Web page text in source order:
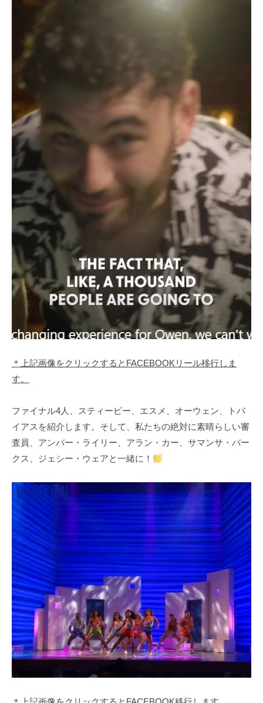
＊上記画像をクリックするとFACEBOOKリール移行しま
す。
ファイナル4人、スティービー、エスメ、オーウェン、トバ
イアスを紹介します。そして、私たちの絶対に素晴らしい審
査員、アンバー・ライリー、アラン・カー、サマンサ・バー
クス、ジェシー・ウェアと一緒に！